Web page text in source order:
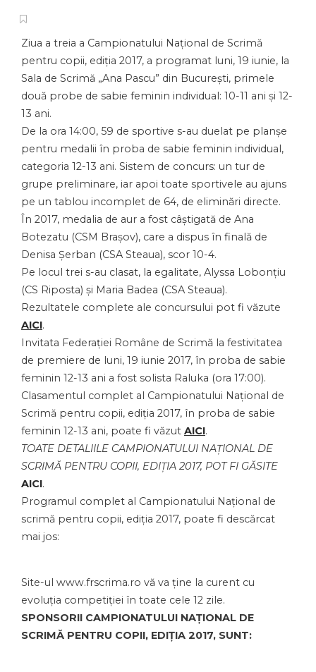
Ziua a treia a Campionatului Național de Scrimă
pentru copii, ediția 2017, a programat luni, 19 iunie, la
Sala de Scrimă „Ana Pascu” din București, primele
două probe de sabie feminin individual: 10-11 ani și 12-
13 ani.
De la ora 14:00, 59 de sportive s-au duelat pe planșe
pentru medalii în proba de sabie feminin individual,
categoria 12-13 ani. Sistem de concurs: un tur de
grupe preliminare, iar apoi toate sportivele au ajuns
pe un tablou incomplet de 64, de eliminări directe.
În 2017, medalia de aur a fost câștigată de Ana
Botezatu (CSM Brașov), care a dispus în finală de
Denisa Șerban (CSA Steaua), scor 10-4.
Pe locul trei s-au clasat, la egalitate, Alyssa Lobonțiu
(CS Riposta) și Maria Badea (CSA Steaua).
Rezultatele complete ale concursului pot fi văzute
AICI.
Invitata Federației Române de Scrimă la festivitatea
de premiere de luni, 19 iunie 2017, în proba de sabie
feminin 12-13 ani a fost solista Raluka (ora 17:00).
Clasamentul complet al Campionatului Național de
Scrimă pentru copii, ediția 2017, în proba de sabie
feminin 12-13 ani, poate fi văzut AICI.
TOATE DETALIILE CAMPIONATULUI NAȚIONAL DE
SCRIMĂ PENTRU COPII, EDIȚIA 2017, POT FI GĂSITE
AICI.
Programul complet al Campionatului Național de
scrimă pentru copii, ediția 2017, poate fi descărcat
mai jos:
Site-ul www.frscrima.ro vă va ține la curent cu
evoluția competiției în toate cele 12 zile.
SPONSORII CAMPIONATULUI NAȚIONAL DE
SCRIMĂ PENTRU COPII, EDIȚIA 2017, SUNT: